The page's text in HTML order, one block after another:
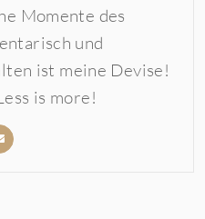
Momente des
und
ist meine Devise!
is more!